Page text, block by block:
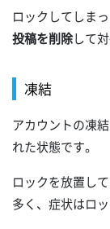
ロックしてしまっ
投稿を削除して
凍結
アカウントの凍結
れた状態です。
ロックを放置し
多く、症状はロ